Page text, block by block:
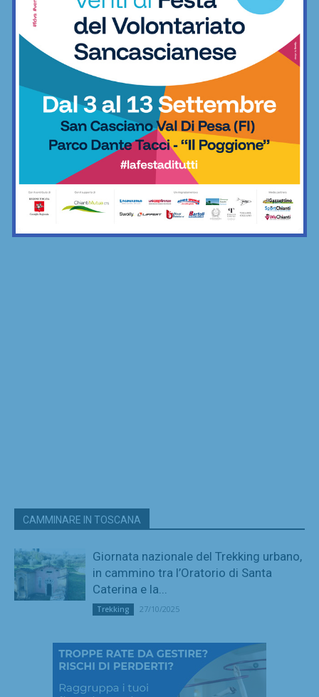
League Cup Amatori, incredibile
rimonta di Ortimino: da 0-2 a 2-2, per
poi vincerla ai supplementari
CAMMINARE IN TOSCANA
Giornata nazionale del Trekking urbano,
in cammino tra l’Oratorio di Santa
Caterina e la...
Trekking 27/10/2025